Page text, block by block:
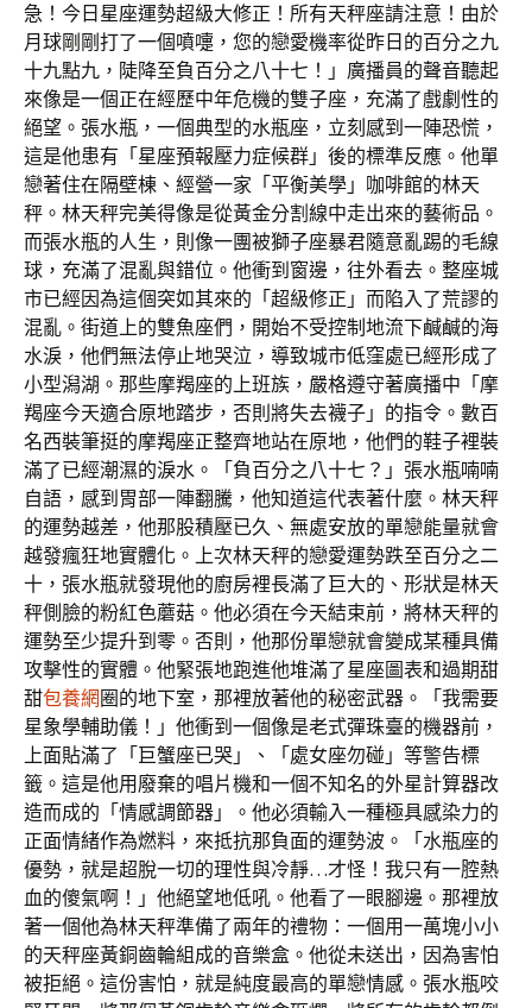
急！今日星座運勢超級大修正！所有天秤座請注意！由於
月球剛剛打了一個噴嚏，您的戀愛機率從昨日的百分之九
十九點九，陡降至負百分之八十七！」廣播員的聲音聽起
來像是一個正在經歷中年危機的雙子座，充滿了戲劇性的
絕望。張水瓶，一個典型的水瓶座，立刻感到一陣恐慌，
這是他患有「星座預報壓力症候群」後的標準反應。他單
戀著住在隔壁棟、經營一家「平衡美學」咖啡館的林天
秤。林天秤完美得像是從黃金分割線中走出來的藝術品。
而張水瓶的人生，則像一團被獅子座暴君隨意亂踢的毛線
球，充滿了混亂與錯位。他衝到窗邊，往外看去。整座城
市已經因為這個突如其來的「超級修正」而陷入了荒謬的
混亂。街道上的雙魚座們，開始不受控制地流下鹹鹹的海
水淚，他們無法停止地哭泣，導致城市低窪處已經形成了
小型潟湖。那些摩羯座的上班族，嚴格遵守著廣播中「摩
羯座今天適合原地踏步，否則將失去襪子」的指令。數百
名西裝筆挺的摩羯座正整齊地站在原地，他們的鞋子裡裝
滿了已經潮濕的淚水。「負百分之八十七？」張水瓶喃喃
自語，感到胃部一陣翻騰，他知道這代表著什麼。林天秤
的運勢越差，他那股積壓已久、無處安放的單戀能量就會
越發瘋狂地實體化。上次林天秤的戀愛運勢跌至百分之二
十，張水瓶就發現他的廚房裡長滿了巨大的、形狀是林天
秤側臉的粉紅色蘑菇。他必須在今天結束前，將林天秤的
運勢至少提升到零。否則，他那份單戀就會變成某種具備
攻擊性的實體。他緊張地跑進他堆滿了星座圖表和過期甜
甜包養網 圈的地下室，那裡放著他的秘密武器。「我需要
星象學輔助儀！」他衝到一個像是老式彈珠臺的機器前，
上面貼滿了「巨蟹座已哭」、「處女座勿碰」等警告標
籤。這是他用廢棄的唱片機和一個不知名的外星計算器改
造而成的「情感調節器」。他必須輸入一種極具感染力的
正面情緒作為燃料，來抵抗那負面的運勢波。「水瓶座的
優勢，就是超脫一切的理性與冷靜…才怪！我只有一腔熱
血的傻氣啊！」他絕望地低吼。他看了一眼腳邊。那裡放
著一個他為林天秤準備了兩年的禮物：一個用一萬塊小小
的天秤座黃銅齒輪組成的音樂盒。他從未送出，因為害怕
被拒絕。這份害怕，就是純度最高的單戀情感。張水瓶咬